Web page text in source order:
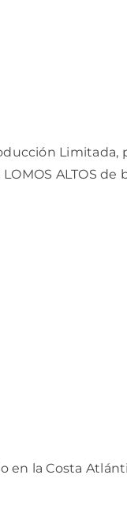
Limitada,
ALTOS de
en la Costa